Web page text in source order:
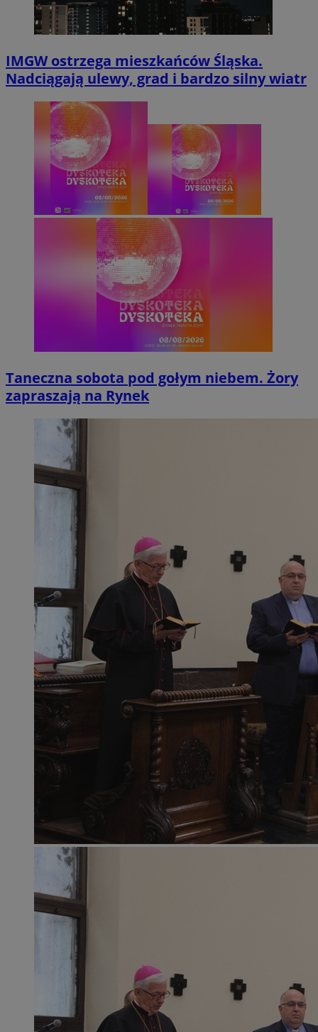
IMGW ostrzega mieszkańców Śląska.
Nadciągają ulewy, grad i bardzo silny wiatr
Taneczna sobota pod gołym niebem. Żory
zapraszają na Rynek